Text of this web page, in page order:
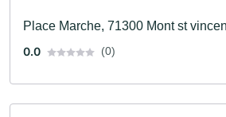
Place Marche, 71300 Mont st
0.0
(0)